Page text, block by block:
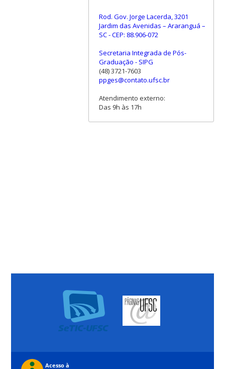
Rod. Gov. Jorge Lacerda, 3201
Jardim das Avenidas – Araranguá –
SC - CEP: 88.906-072
Secretaria Integrada de Pós-
Graduação - SIPG
(48) 3721-7603
ppges@contato.ufsc.br
Atendimento externo:
Das 9h às 17h